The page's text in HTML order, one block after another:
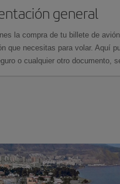
general
la compra de tu billete de
que necesitas para volar. Aquí
o cualquier otro documento,